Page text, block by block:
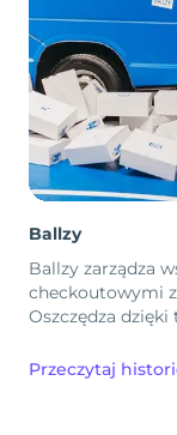
Ballzy
Ballzy zarządza
checkoutowymi
Oszczędza
Przeczytaj